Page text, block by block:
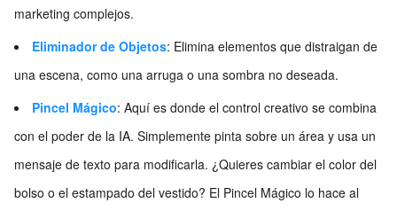
marketing complejos.
Eliminador de Objetos: Elimina elementos que distraigan de
una escena, como una arruga o una sombra no deseada.
Pincel Mágico: Aquí es donde el control creativo se combina
con el poder de la IA. Simplemente pinta sobre un área y usa un
mensaje de texto para modificarla. ¿Quieres cambiar el color del
bolso o el estampado del vestido? El Pincel Mágico lo hace al